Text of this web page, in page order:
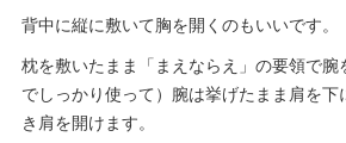
背中に縦に敷いて胸を開くのもいいです。
枕を敷いたまま「まえならえ」の要領で腕
でしっかり使って）腕は挙げたまま肩を
き肩を開けます。